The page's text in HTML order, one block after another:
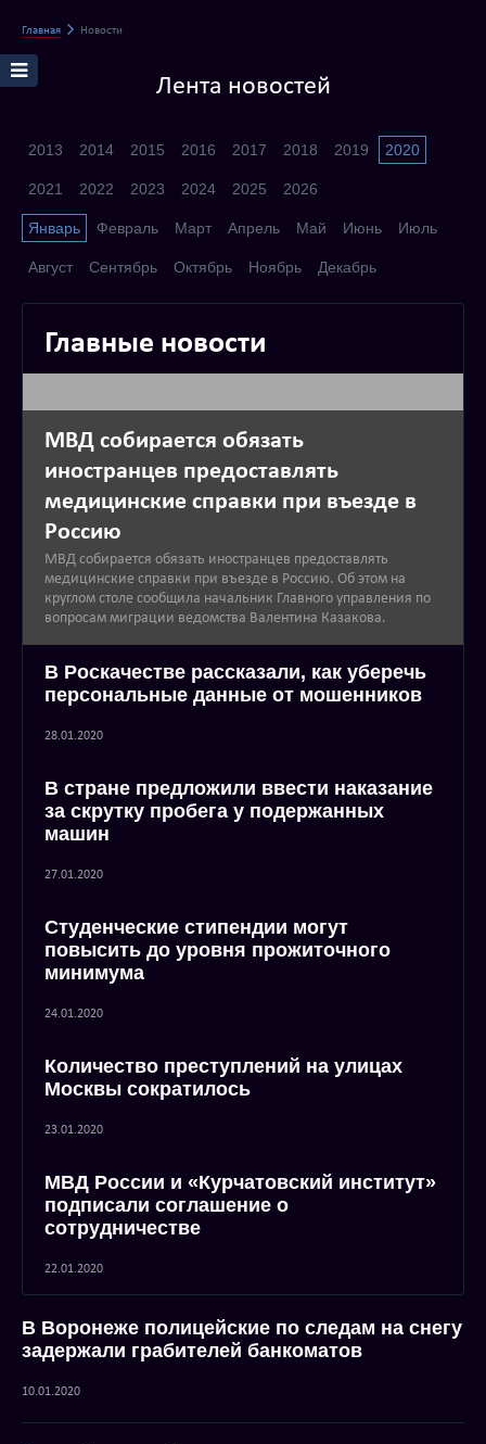
Главная Новости
Лента новостей
2013 2014 2015 2016 2017 2018 2019 2020
2021 2022 2023 2024 2025 2026
Январь Февраль Март Апрель Май Июнь Июль
Август Сентябрь Октябрь Ноябрь Декабрь
Главные новости
МВД собирается обязать
иностранцев предоставлять
медицинские справки при въезде в
Россию
МВД собирается обязать иностранцев предоставлять
медицинские справки при въезде в Россию. Об этом на
круглом столе сообщила начальник Главного управления по
вопросам миграции ведомства Валентина Казакова.
В Роскачестве рассказали, как уберечь
персональные данные от мошенников
28.01.2020
В стране предложили ввести наказание
за скрутку пробега у подержанных
машин
27.01.2020
Студенческие стипендии могут
повысить до уровня прожиточного
минимума
24.01.2020
Количество преступлений на улицах
Москвы сократилось
23.01.2020
МВД России и «Курчатовский институт»
подписали соглашение о
сотрудничестве
22.01.2020
В Воронеже полицейские по следам на снегу
задержали грабителей банкоматов
10.01.2020